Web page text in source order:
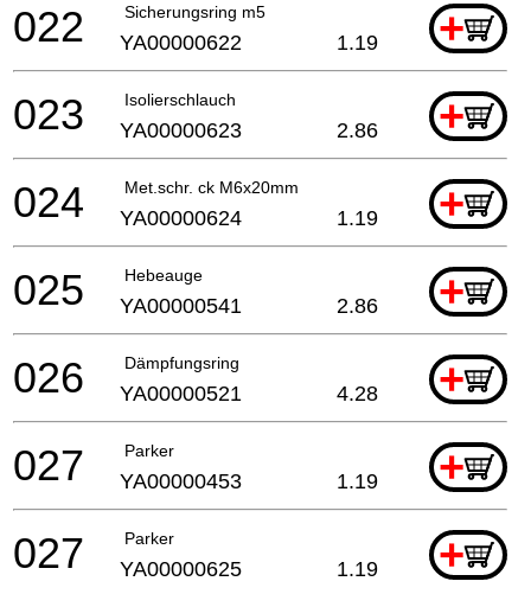
Sicherungsring m5 +
022 YA00000622 1.19
Isolierschlauch +
023 YA00000623 2.86
Met.schr. ck M6x20mm +
024 YA00000624 1.19
Hebeauge +
025 YA00000541 2.86
Dämpfungsring +
026 YA00000521 4.28
Parker +
027 YA00000453 1.19
Parker +
027 YA00000625 1.19